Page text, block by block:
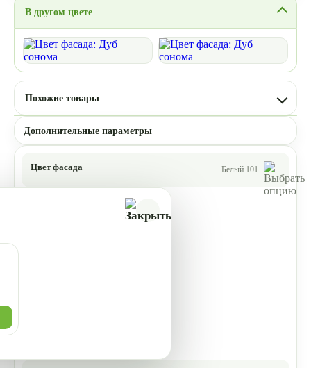
В другом цвете
Похожие товары
Дополнительные параметры
Цвет фасада Белый 101